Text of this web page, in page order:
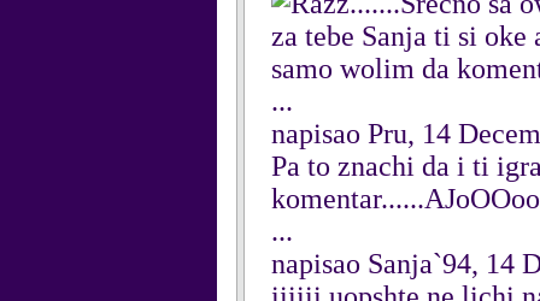
za tebe Sanja ti si
samo wolim da
...
napisao Pru, 14
Pa to znachi da i ti
...
napisao Sanja`94, 14